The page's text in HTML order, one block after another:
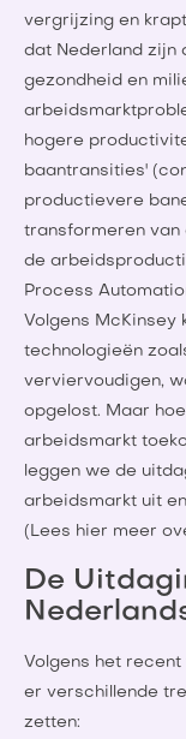
vergrijzing en
dat Nederland zijn
gezondheid en
hogere
baantransities'
productievere
transformeren van
de
Process
Volgens McKinsey
technologieën
verviervoudigen,
opgelost. Maar
arbeidsmarkt
leggen we de
arbeidsmarkt uit
(Lees hier meer
De
Volgens het
er verschillende
zetten: